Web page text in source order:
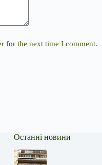
for the next time I comment.
Останні новини